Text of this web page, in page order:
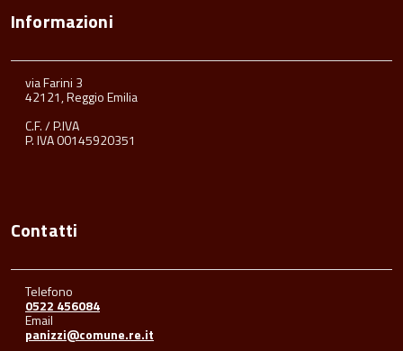
Informazioni
via Farini 3
42121, Reggio Emilia
C.F. / P.IVA
P. IVA 00145920351
Contatti
Telefono
0522 456084
Email
panizzi@comune.re.it